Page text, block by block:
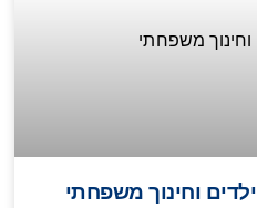
וחינוך משפחתי